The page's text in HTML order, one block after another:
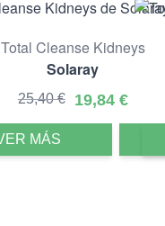
Total Cleanse Kidneys
Solaray
19,84 €
25,40 €
MÁS